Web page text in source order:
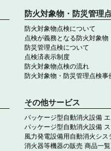
防火対象物・防災管理
防火対象物点検について
点検が義務となる防火対象物
防災管理点検について
点検済表示制度
防火対象物点検の流れ
防火対象物・防災管理点検事
その他サービス
パッケージ型自動消火設備
パッケージ型自動消火設備
風力発電設備用自動消火シス
消火器等機器の販売 商品一覧